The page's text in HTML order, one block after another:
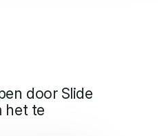
door Slide
het te